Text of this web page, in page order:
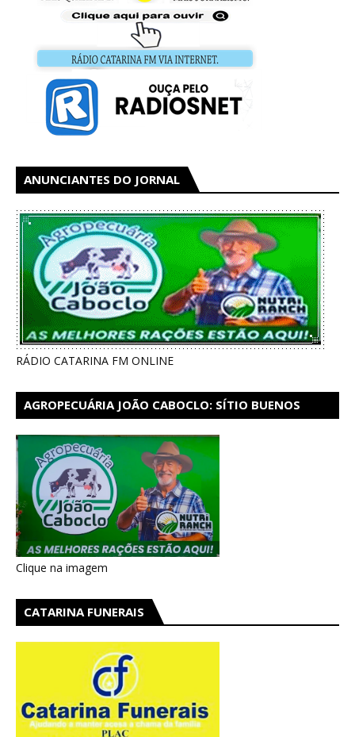
ANUNCIANTES DO JORNAL
RÁDIO CATARINA FM ONLINE
AGROPECUÁRIA JOÃO CABOCLO: SÍTIO BUENOS
Clique na imagem
CATARINA FUNERAIS